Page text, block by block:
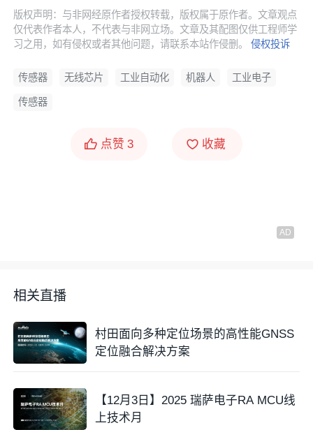
版权声明：与非网经原作者授权转载，版权属于原作者。文章观点
仅代表作者本人，不代表与非网立场。文章及其配图仅供工程师学
习之用，如有侵权或者其他问题，请联系本站作侵删。侵权投诉
传感器 无线芯片 工业自动化 机器人 工业电子
传感器
点赞 3 收藏
相关直播
村田面向多种定位场景的高性能GNSS
定位融合解决方案
【12月3日】2025 瑞萨电子RA MCU线
上技术月